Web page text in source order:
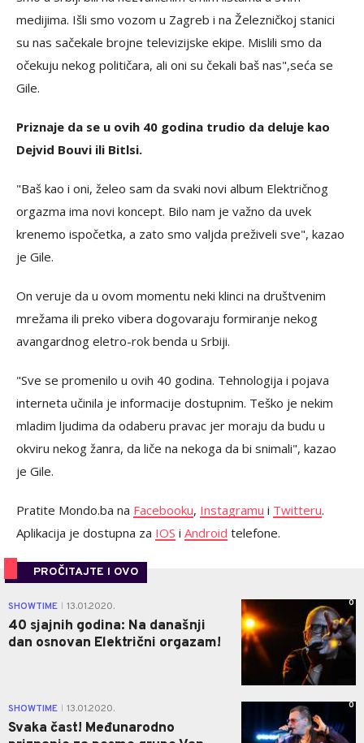
medijima. Išli smo vozom u Zagreb i na Železničkoj stanici
su nas sačekale brojne televizijske ekipe. Mislili smo da
očekuju nekog političara, ali oni su čekali baš nas",seća se
Gile.
Priznaje da se u ovih 40 godina trudio da deluje kao
Dejvid Bouvi ili Bitlsi.
"Baš kao i oni, želeo sam da svaki novi album Električnog
orgazma ima novi koncept. Bilo nam je važno da uvek
krenemo ispočetka, a zato smo valjda preživeli sve", kazao
je Gile.
On veruje da u ovom momentu neki klinci na društvenim
mrežama ili preko vibera dogovaraju formiranje nekog
avangardnog eletro-rok benda u Srbiji.
"Sve se promenilo u ovih 40 godina. Tehnologija i pojava
interneta učinila je informacije dostupnim. Teško je nekim
mladim ljudima da odaberu pravac jer moraju da budu u
okviru nekog žanra, da liče na nekoga da bi snimali", kazao
je Gile.
Pratite Mondo.ba na Facebooku, Instagramu i Twitteru.
Aplikacija je dostupna za IOS i Android telefone.
PROČITAJTE I OVO
SHOWTIME 13.01.2020.
40 sjajnih godina: Na današnji
dan osnovan Električni orgazam!
0
SHOWTIME 13.01.2020.
Svaka čast! Međunarodno
0